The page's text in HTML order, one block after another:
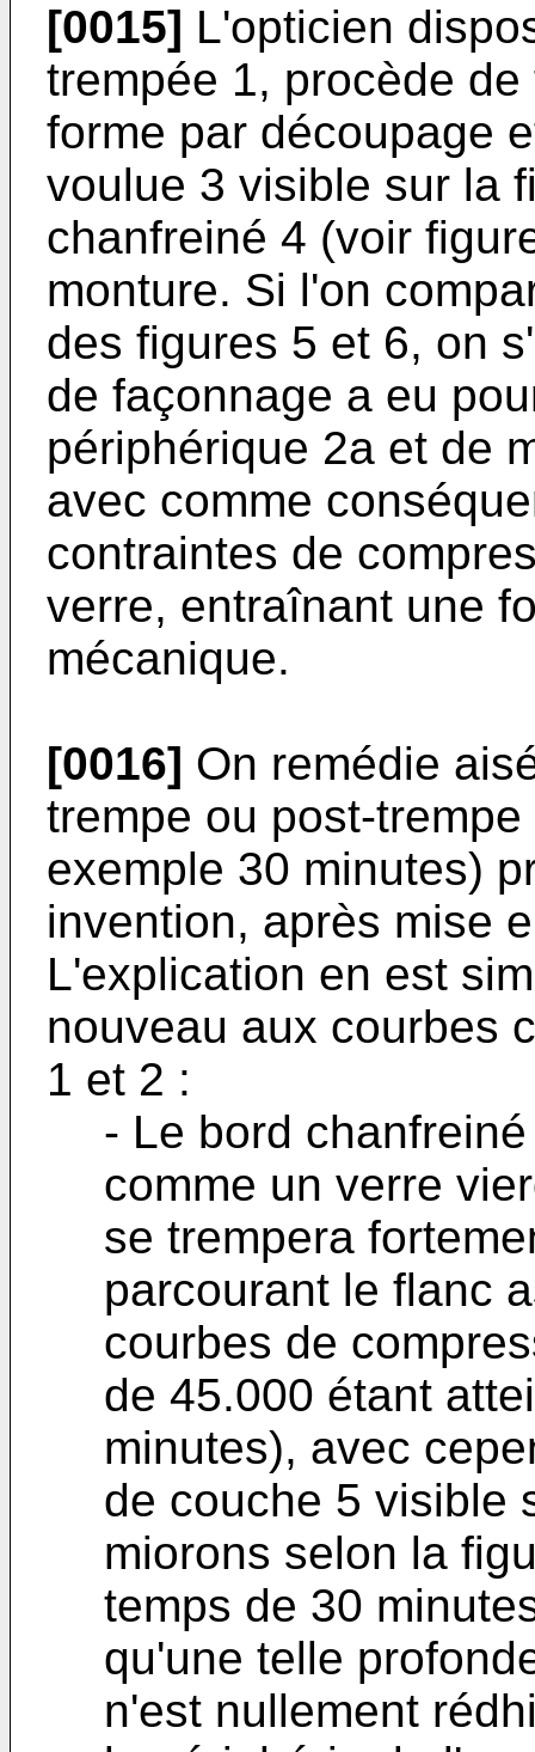
[0015] L'opticien
trempée 1, procède
forme par découpage
voulue 3 visible sur la
chanfreiné 4 (voir
monture. Si l'on
des figures 5 et 6, on
de façonnage a eu
périphérique 2a et de
avec comme
contraintes de
verre, entraînant une
mécanique.
[0016] On remédie
trempe ou post-
exemple 30 minutes)
invention, après mise
L'explication en est
nouveau aux courbes
1 et 2 :
- Le bord
comme un verre
se trempera
parcourant le flanc
courbes de
de 45.000 étant
minutes), avec
de couche 5 visible
miorons selon la
temps de 30
qu'une telle
n'est nullement